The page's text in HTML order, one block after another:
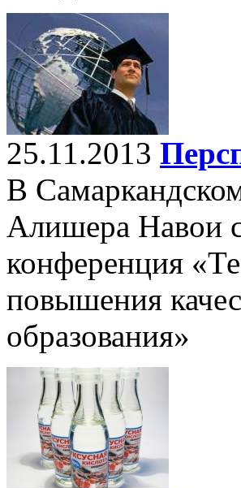
25.11.2013
В
Алишера Навои
конференция
повышения
образования»